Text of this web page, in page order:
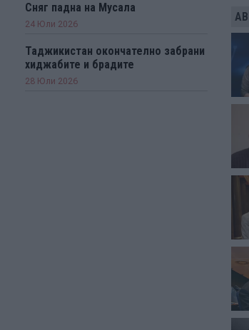
Сняг падна на Мусала
24 Юли 2026
Таджикистан окончателно забрани
хиджабите и брадите
28 Юли 2026